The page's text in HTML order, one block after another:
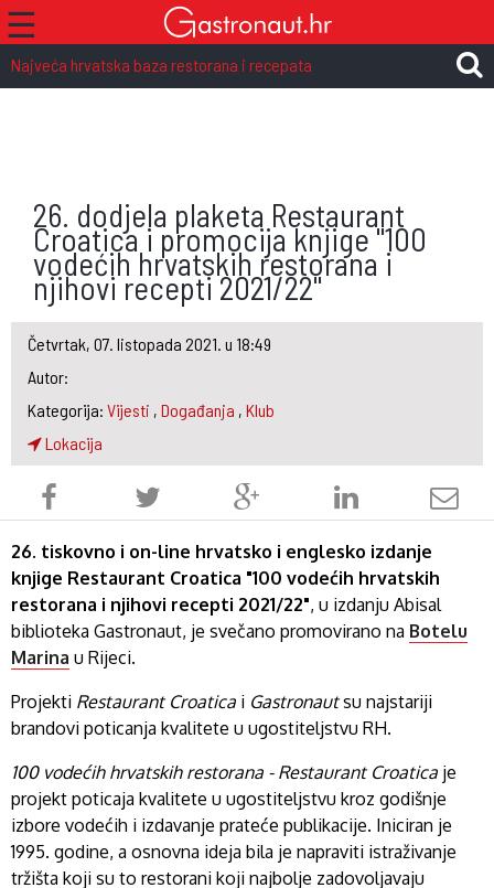
☰
Najveća hrvatska baza restorana i recepata
26. dodjela plaketa Restaurant
Croatica i promocija knjige "100
vodećih hrvatskih restorana i
njihovi recepti 2021/22"
Četvrtak, 07. listopada 2021. u 18:49
Autor:
Kategorija: Vijesti , Događanja , Klub
Lokacija
26. tiskovno i on-line hrvatsko i englesko izdanje
knjige Restaurant Croatica "100 vodećih hrvatskih
restorana i njihovi recepti 2021/22", u izdanju Abisal
biblioteka Gastronaut, je svečano promovirano na Botelu
Marina u Rijeci.
Projekti Restaurant Croatica i Gastronautsu najstariji
brandovi poticanja kvalitete u ugostiteljstvu RH.
100 vodećih hrvatskih restorana - Restaurant Croatica je
projekt poticaja kvalitete u ugostiteljstvu kroz godišnje
izbore vodećih i izdavanje prateće publikacije. Iniciran je
1995. godine, a osnovna ideja bila je napraviti istraživanje
tržišta koji su to restorani koji najbolje zadovoljavaju